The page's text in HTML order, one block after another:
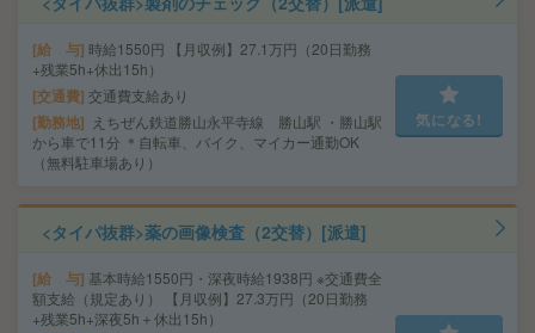
給 与 時給1550円 【月収例】27.1万円（20日勤務
+残業5h+休出15h）
交通費 交通費支給あり
勤務地
えちぜん鉄道勝山永平寺線 勝山駅 ・勝山駅
から車で11分 ＊自転車、バイク、マイカー通勤OK
（無料駐車場あり）
気になる!
<タイパ抜群>薬の画像検査（2交替）[派遣]
給 与 基本時給1550円・深夜時給1938円 ※交通費全
額支給（規定あり） 【月収例】27.3万円（20日勤務
+残業5h+深夜5h＋休出15h）